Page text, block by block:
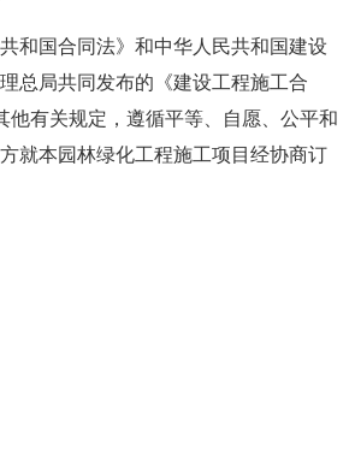
和国合同法》和中华人民共和国建设
总局共同发布的《建设工程施工合
他有关规定，遵循平等、自愿、公平和
就本园林绿化工程施工项目经协商订